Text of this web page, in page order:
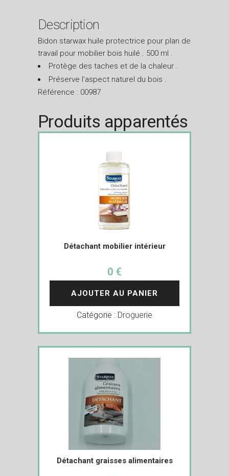
Description
Bidon starwax huile protectrice pour plan de
travail pour mobilier bois huilé . 500 ml .
Protège des taches et de la chaleur .
Préserve l’aspect naturel du bois .
Référence : 00987
Produits apparentés
Détachant mobilier intérieur
0 €
AJOUTER AU PANIER
Catégorie : Droguerie
Détachant graisses alimentaires